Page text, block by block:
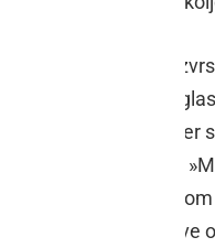
se je v tednu otroka
zaplesali v ritmu
imeli igralni dan,
dramatizacijo
jabolku in vsem
si ob koncu